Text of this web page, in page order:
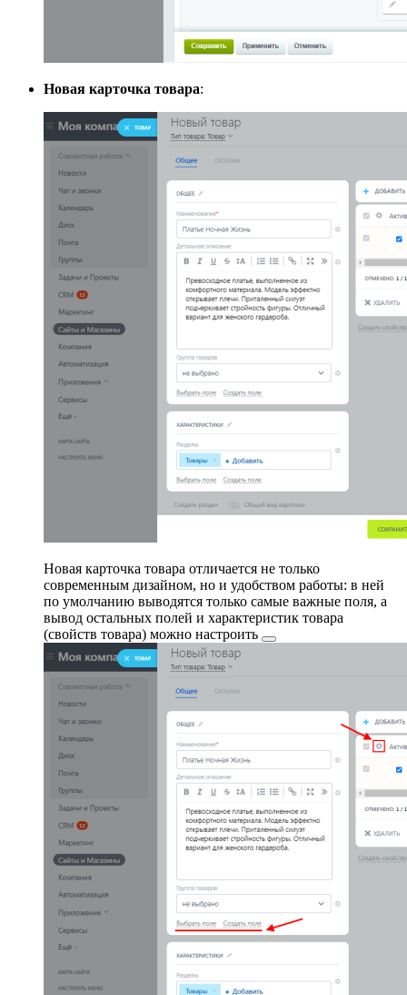
Новая карточка товара:
Новая карточка товара отличается не только
современным дизайном, но и удобством работы: в ней
по умолчанию выводятся только самые важные поля, а
вывод остальных полей и характеристик товара
(свойств товара) можно настроить